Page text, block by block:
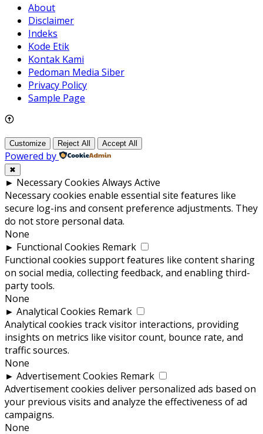
About
Disclaimer
Indeks
Kode Etik
Kontak Kami
Pedoman Media Siber
Privacy Policy
Sample Page
Customize Reject All Accept All
Powered by
✖
► Necessary Cookies Always Active
Necessary cookies enable essential site features like
secure log-ins and consent preference adjustments. They
do not store personal data.
None
► Functional Cookies Remark
Functional cookies support features like content sharing
on social media, collecting feedback, and enabling third-
party tools.
None
► Analytical Cookies Remark
Analytical cookies track visitor interactions, providing
insights on metrics like visitor count, bounce rate, and
traffic sources.
None
► Advertisement Cookies Remark
Advertisement cookies deliver personalized ads based on
your previous visits and analyze the effectiveness of ad
campaigns.
None